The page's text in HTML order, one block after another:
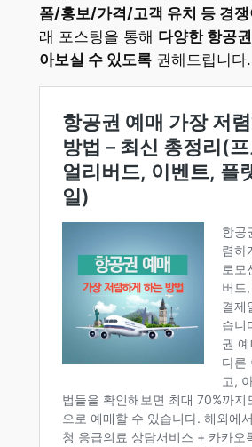
폼/홍보/가격/고객 유치 등 경쟁
래 포스팅을 통해 다양한 항공
아보실 수 있도록권해드립니다.